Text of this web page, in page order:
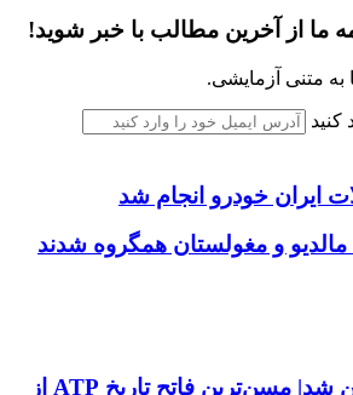
ما از آخرین مطالب با خبر شوید!
به متنی آزمایشی.
کنید
ایران خودرو انجام شد
مالدیو و مغولستان همگروه شدند
جوکوویچ قهرمان آتن شد| مسن‌ترین فاتح تاریخ ATP از